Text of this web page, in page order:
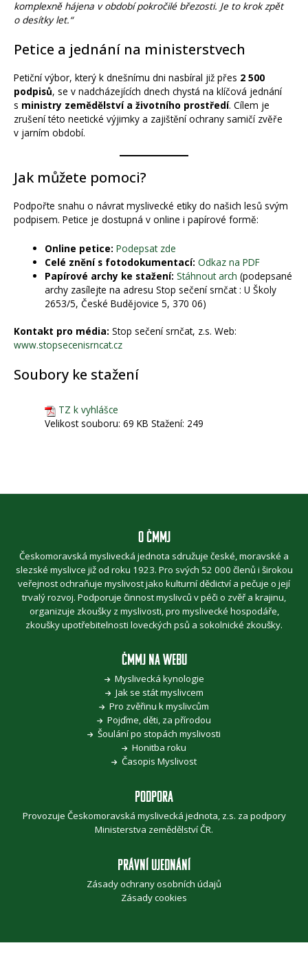
komplexně hájena v období pokročilé březosti. Je to krok zpět
o desítky let.“
Petice a jednání na ministerstvech
Petiční výbor, který k dnešnímu dni nasbíral již přes 2 500
podpisů, se v nadcházejících dnech chystá na klíčová jednání
s ministry zemědělství a životního prostředí. Cílem je
zrušení této neetické výjimky a zajištění ochrany samičí zvěře
v jarním období.
Jak můžete pomoci?
Podpořte snahu o návrat myslivecké etiky do našich lesů svým
podpisem. Petice je dostupná v online i papírové formě:
Online petice: Podepsat zde
Celé znění s fotodokumentací: Odkaz na PDF
Papírové archy ke stažení: Stáhnout arch (podepsané
archy zasílejte na adresu Stop sečení srnčat : U Školy
2653/5, České Budějovice 5, 370 06)
Kontakt pro média: Stop sečení srnčat, z.s. Web:
www.stopsecenisrncat.cz
Soubory ke stažení
TZ k vyhlášce
Velikost souboru: 69 KB Stažení: 249
O ČMMJ
Českomoravská myslivecká jednota sdružuje české, moravské a
slezské myslivce již od roku 1923. Pro svých 52 000 členů i širokou
veřejnost ochraňuje myslivost jako kulturní dědictví a pečuje o její
trvalý rozvoj. Podporuje činnost myslivců v péči o zvěř a krajinu,
organizuje zkoušky z myslivosti, pro myslivecké hospodáře,
zkoušky upotřebitelnosti loveckých psů a sokolnické zkoušky.
ČMMJ NA WEBU
Myslivecká kynologie
Jak se stát myslivcem
Pro zvěřinu k myslivcům
Pojďme, děti, za přírodou
Šoulání po stopách myslivosti
Honitba roku
Časopis Myslivost
PODPORA
Provozuje Českomoravská myslivecká jednota, z.s. za podpory
Ministerstva zemědělství ČR.
PRÁVNÍ UJEDNÁNÍ
Zásady ochrany osobních údajů
Zásady cookies